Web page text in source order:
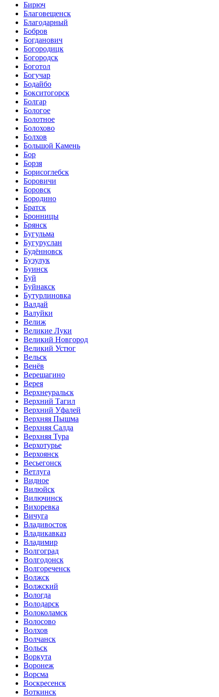
Бирюч
Благовещенск
Благодарный
Бобров
Богданович
Богородицк
Богородск
Боготол
Богучар
Бодайбо
Бокситогорск
Болгар
Бологое
Болотное
Болохово
Болхов
Большой Камень
Бор
Борзя
Борисоглебск
Боровичи
Боровск
Бородино
Братск
Бронницы
Брянск
Бугульма
Бугуруслан
Будённовск
Бузулук
Буинск
Буй
Буйнакск
Бутурлиновка
Валдай
Валуйки
Велиж
Великие Луки
Великий Новгород
Великий Устюг
Вельск
Венёв
Верещагино
Верея
Верхнеуральск
Верхний Тагил
Верхний Уфалей
Верхняя Пышма
Верхняя Салда
Верхняя Тура
Верхотурье
Верхоянск
Весьегонск
Ветлуга
Видное
Вилюйск
Вилючинск
Вихоревка
Вичуга
Владивосток
Владикавказ
Владимир
Волгоград
Волгодонск
Волгореченск
Волжск
Волжский
Вологда
Володарск
Волоколамск
Волосово
Волхов
Волчанск
Вольск
Воркута
Воронеж
Ворсма
Воскресенск
Воткинск